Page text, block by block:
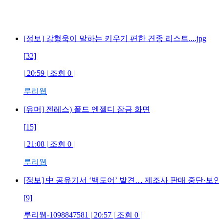
[정보] 강형욱이 말하는 키우기 편한 견종 리스트....jpg
[32]
| 20:59 | 조회 0 |
루리웹
[유머] 젠레스) 폴드 엔젤디 잠금 화면
[15]
| 21:08 | 조회 0 |
루리웹
[정보] 中 공유기서 ‘백도어’ 발견… 제조사 판매 중단·보
[9]
루리웹-1098847581 | 20:57 | 조회 0 |